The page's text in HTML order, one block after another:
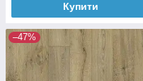
Купити
–47%